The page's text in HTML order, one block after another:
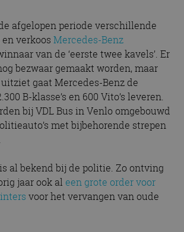
afgelopen periode verschillende
verkoos Mercedes-Benz
van de ‘eerste twee kavels’. Er
bezwaar gemaakt worden, maar
gaat Mercedes-Benz de
B-klasse’s en 600 Vito’s leveren.
bij VDL Bus in Venlo omgebouwd
met bijbehorende strepen
al bekend bij de politie. Zo ontving
jaar ook al een grote order voor
voor het vervangen van oude